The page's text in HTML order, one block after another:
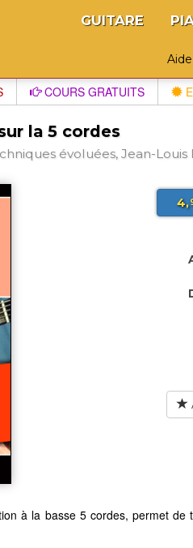
GUITARE
Aide
COURS GRATUITS
la 5 cordes
évoluées, Jean-Louis
4,
à la basse 5 cordes, permet